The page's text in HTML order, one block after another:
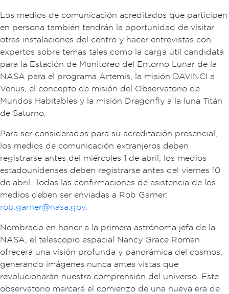
Los medios de comunicación acreditados que participen
en persona también tendrán la oportunidad de visitar
otras instalaciones del centro y hacer entrevistas con
expertos sobre temas tales como la carga útil candidata
para la Estación de Monitoreo del Entorno Lunar de la
NASA para el programa Artemis, la misión DAVINCI a
Venus, el concepto de misión del Observatorio de
Mundos Habitables y la misión Dragonfly a la luna Titán
de Saturno.
Para ser considerados para su acreditación presencial,
los medios de comunicación extranjeros deben
registrarse antes del miércoles 1 de abril; los medios
estadounidenses deben registrarse antes del viernes 10
de abril. Todas las confirmaciones de asistencia de los
medios deben ser enviadas a Rob Garner:
rob.garner@nasa.gov.
Nombrado en honor a la primera astrónoma jefa de la
NASA, el telescopio espacial Nancy Grace Roman
ofrecerá una visión profunda y panorámica del cosmos,
generando imágenes nunca antes vistas que
revolucionarán nuestra comprensión del universo. Este
observatorio marcará el comienzo de una nueva era de